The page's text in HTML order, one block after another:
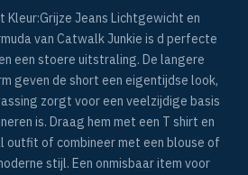
Kleur:Grijze Jeans Lichtgewicht en
van Catwalk Junkie is d perfecte
een stoere uitstraling. De langere
geven de short een eigentijdse look,
zorgt voor een veelzijdige basis
is. Draag hem met een T shirt en
outfit of combineer met een blouse of
stijl. Een onmisbaar item voor